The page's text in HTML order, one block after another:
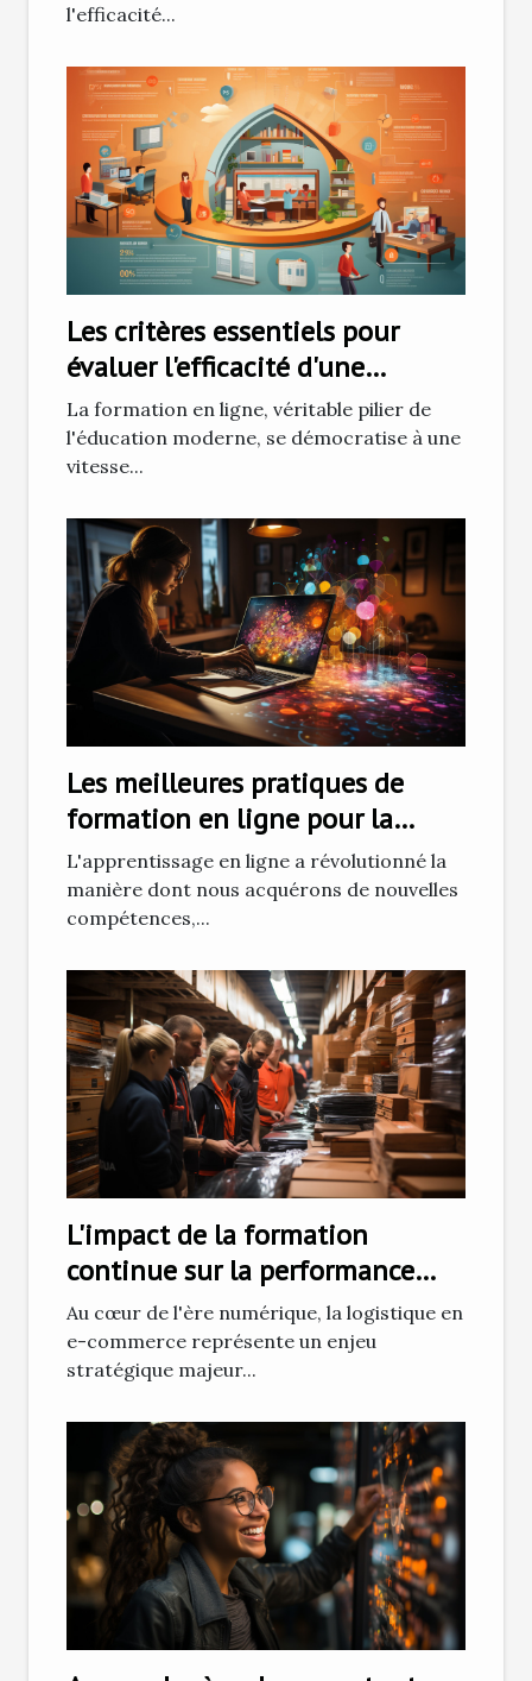
l'efficacité...
Les critères essentiels pour
évaluer l'efficacité d'une
formation en ligne
La formation en ligne, véritable pilier de
l'éducation moderne, se démocratise à une
vitesse...
Les meilleures pratiques de
formation en ligne pour la
maîtrise d'outils graphiques
L'apprentissage en ligne a révolutionné la
manière dont nous acquérons de nouvelles
compétences,...
L'impact de la formation
continue sur la performance
logistique en e-commerce
Au cœur de l'ère numérique, la logistique en
e-commerce représente un enjeu
stratégique majeur...